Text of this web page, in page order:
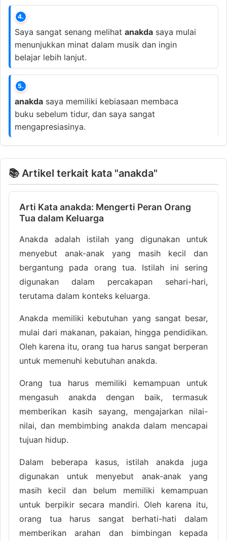
4.
Saya sangat senang melihat anakda saya mulai
menunjukkan minat dalam musik dan ingin
belajar lebih lanjut.
5.
anakda saya memiliki kebiasaan membaca
buku sebelum tidur, dan saya sangat
mengapresiasinya.
📚 Artikel terkait kata "anakda"
Arti Kata anakda: Mengerti Peran Orang
Tua dalam Keluarga
Anakda adalah istilah yang digunakan untuk
menyebut anak-anak yang masih kecil dan
bergantung pada orang tua. Istilah ini sering
digunakan dalam percakapan sehari-hari,
terutama dalam konteks keluarga.
Anakda memiliki kebutuhan yang sangat besar,
mulai dari makanan, pakaian, hingga pendidikan.
Oleh karena itu, orang tua harus sangat berperan
untuk memenuhi kebutuhan anakda.
Orang tua harus memiliki kemampuan untuk
mengasuh anakda dengan baik, termasuk
memberikan kasih sayang, mengajarkan nilai-
nilai, dan membimbing anakda dalam mencapai
tujuan hidup.
Dalam beberapa kasus, istilah anakda juga
digunakan untuk menyebut anak-anak yang
masih kecil dan belum memiliki kemampuan
untuk berpikir secara mandiri. Oleh karena itu,
orang tua harus sangat berhati-hati dalam
memberikan arahan dan bimbingan kepada